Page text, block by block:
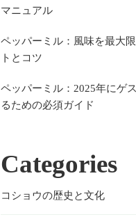
マニュアル
ペッパーミル：風味を最大
トとコツ
ペッパーミル：2025年にゲ
るための必須ガイド
Categories
コショウの歴史と文化